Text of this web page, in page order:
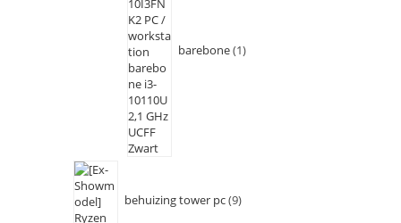
barebone 1
behuizing tower pc 9